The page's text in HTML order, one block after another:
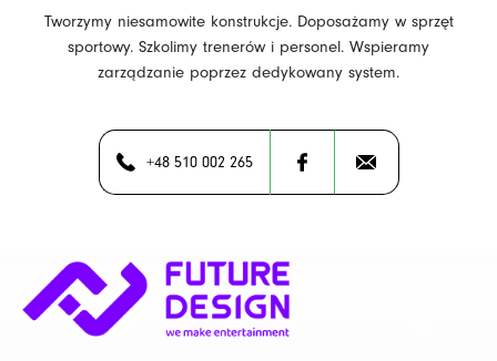
Tworzymy niesamowite konstrukcje. Doposażamy w sprzęt
sportowy. Szkolimy trenerów i personel. Wspieramy
zarządzanie poprzez dedykowany system.
+48 510 002 265